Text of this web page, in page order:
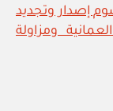
٣٤٠ / ٢٠١٦ بشأن رسوم إصدار وتجديد
ومزاولة